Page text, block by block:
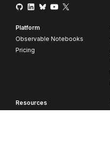
Platform
Observable Notebooks
Pricing
Resources